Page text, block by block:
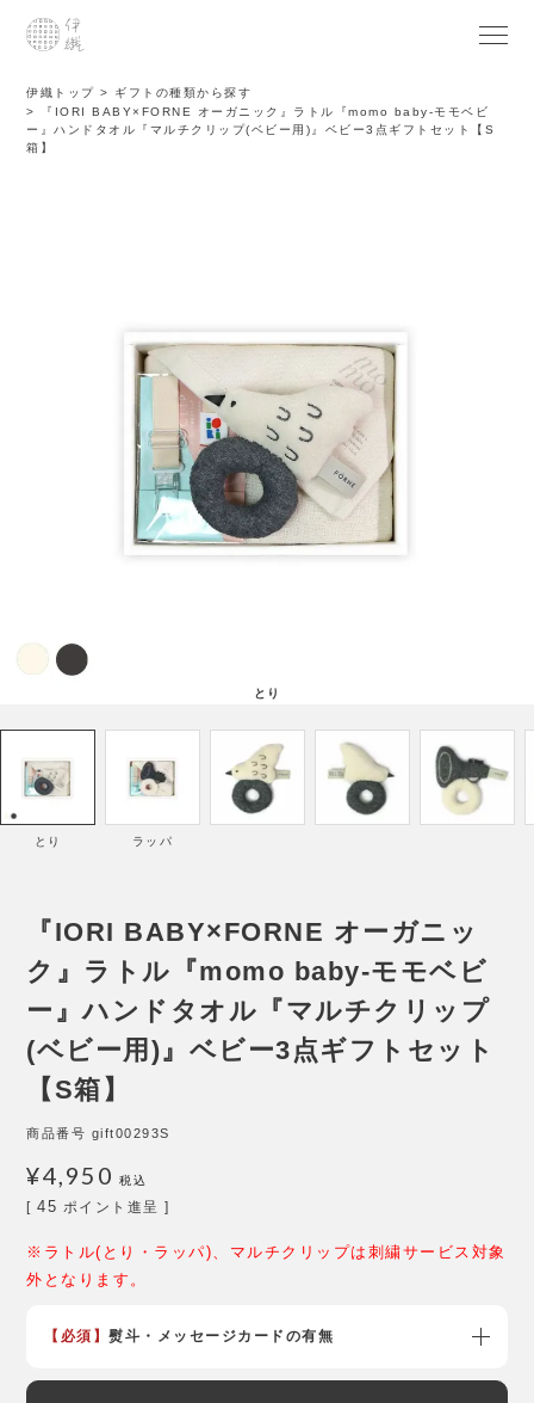
伊織トップ
ギフトの種類から探す
『IORI BABY×FORNE オーガニック』ラトル『momo baby-モモベビ
ー』ハンドタオル『マルチクリップ(ベビー用)』ベビー3点ギフトセット【S
箱】
とり
とり ラッパ
『IORI BABY×FORNE オーガニッ
ク』ラトル『momo baby-モモベビ
ー』ハンドタオル『マルチクリップ
(ベビー用)』ベビー3点ギフトセット
【S箱】
商品番号 gift00293S
¥4,950 税込
[ 45 ポイント進呈 ]
※ラトル(とり・ラッパ)、マルチクリップは刺繍サービス対象
外となります。
【必須】熨斗・メッセージカードの有無